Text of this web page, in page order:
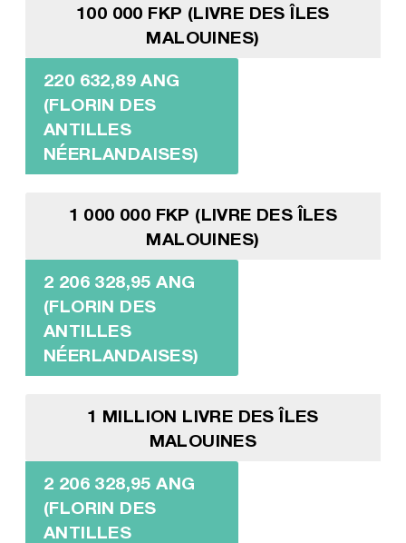
100 000 FKP (LIVRE DES ÎLES
MALOUINES)
220 632,89 ANG
(FLORIN DES
ANTILLES
NÉERLANDAISES)
1 000 000 FKP (LIVRE DES ÎLES
MALOUINES)
2 206 328,95 ANG
(FLORIN DES
ANTILLES
NÉERLANDAISES)
1 MILLION LIVRE DES ÎLES
MALOUINES
2 206 328,95 ANG
(FLORIN DES
ANTILLES